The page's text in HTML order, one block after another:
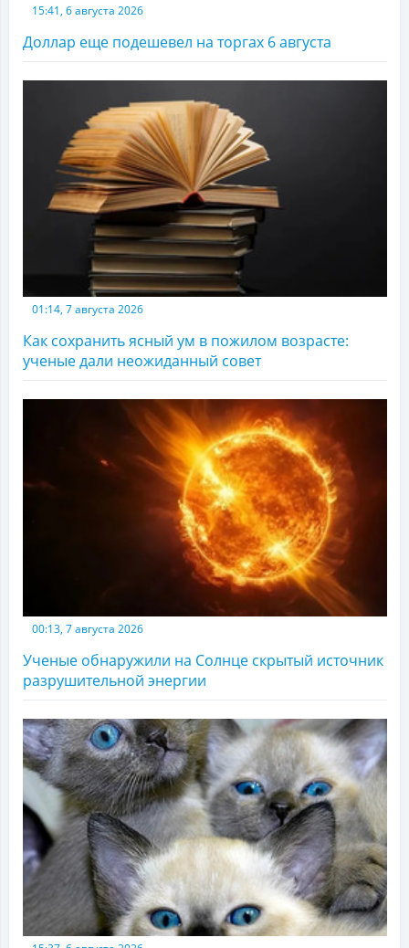
15:41, 6 августа 2026
Доллар еще подешевел на торгах 6 августа
01:14, 7 августа 2026
Как сохранить ясный ум в пожилом возрасте:
ученые дали неожиданный совет
00:13, 7 августа 2026
Ученые обнаружили на Солнце скрытый источник
разрушительной энергии